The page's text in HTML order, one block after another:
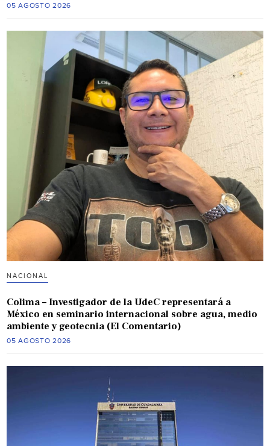
05 AGOSTO 2026
NACIONAL
Colima – Investigador de la UdeC representará a
México en seminario internacional sobre agua, medio
ambiente y geotecnia (El Comentario)
05 AGOSTO 2026